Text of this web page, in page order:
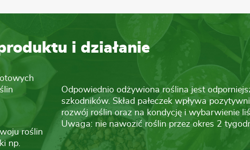
i działanie
roślin
np.
Odpowiednio odżywiona roślina jest
szkodników. Skład pałeczek wpływa
rozwój roślin oraz na kondycję i wybarwienie
Uwaga: nie nawozić roślin przez okres 2